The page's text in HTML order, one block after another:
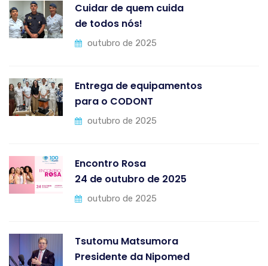
Cuidar de quem cuida
de todos nós!
outubro de 2025
Entrega de equipamentos
para o CODONT
outubro de 2025
Encontro Rosa
24 de outubro de 2025
outubro de 2025
Tsutomu Matsumora
Presidente da Nipomed